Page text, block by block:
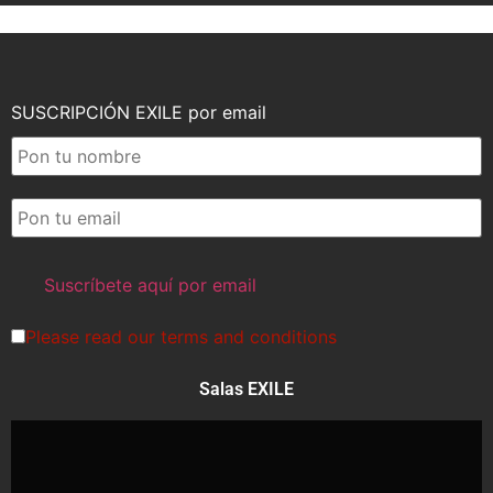
SUSCRIPCIÓN EXILE por email
Please read our terms and conditions
Salas EXILE